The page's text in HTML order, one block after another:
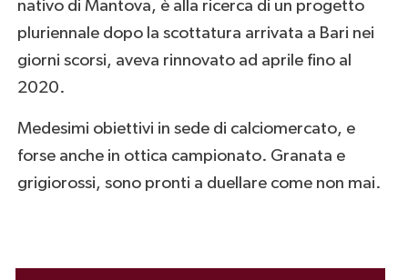
nativo di Mantova, è alla ricerca di un progetto
pluriennale dopo la scottatura arrivata a Bari nei
giorni scorsi, aveva rinnovato ad aprile fino al
2020.
Medesimi obiettivi in sede di calciomercato, e
forse anche in ottica campionato. Granata e
grigiorossi, sono pronti a duellare come non mai.